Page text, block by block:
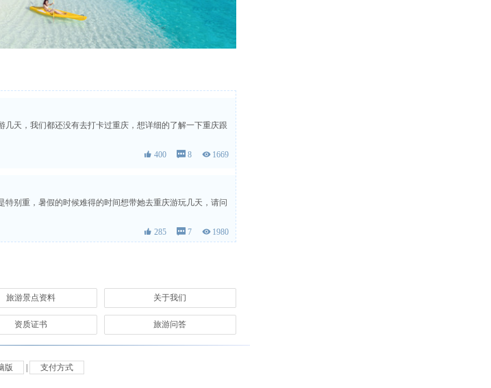
几天，我们都还没有去打卡过重庆，想详细的了解一下重庆跟
 400  8  1669
别重，暑假的时候难得的时间想带她去重庆游玩几天，请问
 285  7  1980
 558  7
的是去重庆游玩，她想去哪里吃美食，请问重庆旅行团3日
旅游景点资料 关于我们
资质证书 旅游问答
版 支付方式